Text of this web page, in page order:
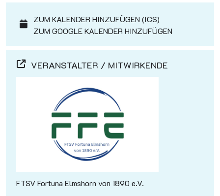
ZUM KALENDER HINZUFÜGEN (ICS)
ZUM GOOGLE KALENDER HINZUFÜGEN
VERANSTALTER / MITWIRKENDE
FTSV Fortuna Elmshorn von 1890 e.V.